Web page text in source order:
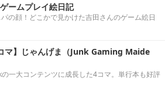
ームプレイ絵日記
の顔！どこかで見かけた吉田さんのゲーム絵日
マ】じゃんげま（Junk Gaming Maide
一大コンテンツに成長した4コマ。単行本も好評